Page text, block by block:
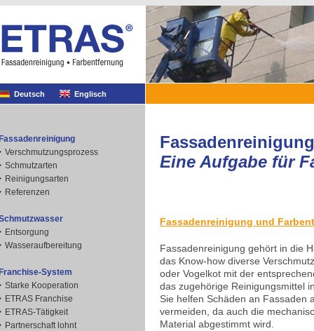
Deutsch Englisch
Verschmutzungsprozess
Schmutzarten
Reinigungsarten
Referenzen
Entsorgung
Wasseraufbereitung
System
Starke Kooperation
ETRAS Franchise
ETRAS-Tätigkeit
Partnerschaft lohnt
Eine Aufgabe für
Fassadenreinigung und
Fassadenreinigung gehört in die
das Know-how diverse
oder Vogelkot mit der
das zugehörige Reinigungsmittel
Sie helfen Schäden an Fassaden
vermeiden, da auch die
Material abgestimmt wird.